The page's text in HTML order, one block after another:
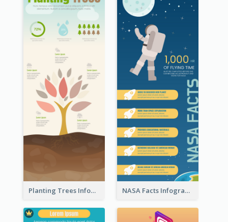
Planting Trees Infographic NASA Facts Infographic